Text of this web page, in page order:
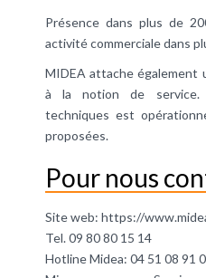
Présence dans plus de
activité commerciale dans
MIDEA attache également
à la notion de service.
techniques est
proposées.
Pour nous
Site web: https://
Tel. 09 80 80 15 14
Hotline Midea: 04 51 08 91